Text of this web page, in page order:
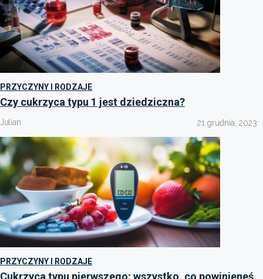
PRZYCZYNY I RODZAJE
Czy cukrzyca typu 1 jest dziedziczna?
Julian 21 grudnia, 2023
PRZYCZYNY I RODZAJE
Cukrzyca typu pierwszego: wszystko, co powinieneś